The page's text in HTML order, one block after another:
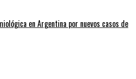
en Argentina por nuevos casos de